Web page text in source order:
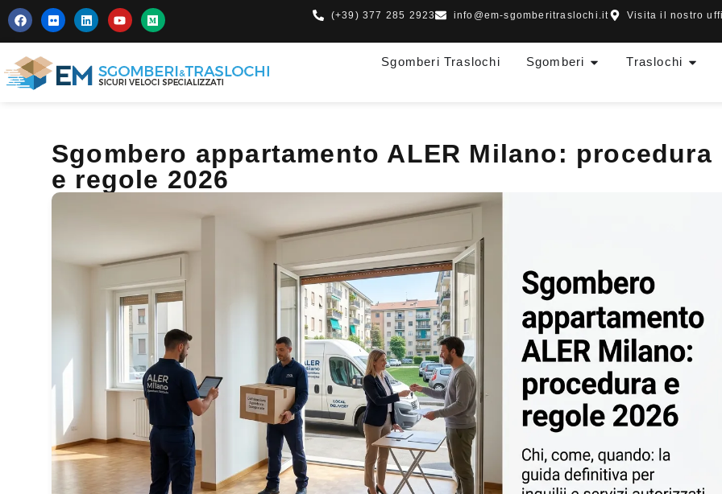
(+39) 377 285 2923 info@em-sgomberitraslochi.it Visita il nostro
Sgomberi Traslochi Sgomberi Traslochi
Sgombero appartamento ALER Milano: procedura
e regole 2026